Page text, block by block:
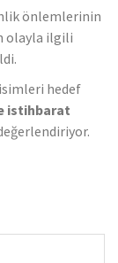
önlemlerinin
olayla ilgili
hedef
istihbarat